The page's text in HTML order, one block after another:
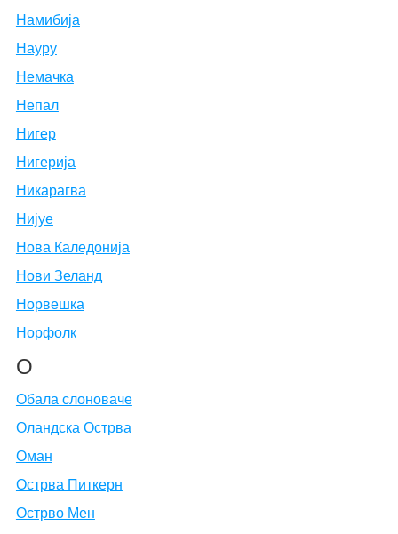
Намибија
Науру
Немачка
Непал
Нигер
Нигерија
Никарагва
Нијуе
Нова Каледонија
Нови Зеланд
Норвешка
Норфолк
О
Обала слоноваче
Оландска Острва
Оман
Острва Питкерн
Острво Мен